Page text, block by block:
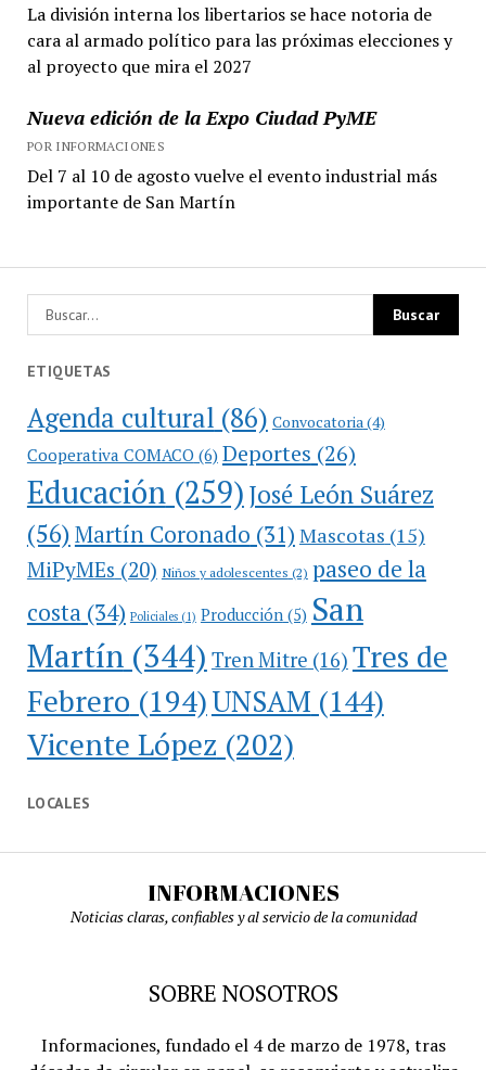
La división interna los libertarios se hace notoria de
cara al armado político para las próximas elecciones y
al proyecto que mira el 2027
Nueva edición de la Expo Ciudad PyME
POR INFORMACIONES
Del 7 al 10 de agosto vuelve el evento industrial más
importante de San Martín
ETIQUETAS
Agenda cultural (86) Convocatoria (4)
Cooperativa COMACO(6) Deportes (26)
Educación(259)José León Suárez
(56)Martín Coronado (31) Mascotas (15)
MiPyMEs (20) Niños y adolescentes (2) paseo de la
costa(34) Policiales(1) Producción(5) San
Martín(344) Tren Mitre (16) Tres de
Febrero (194)UNSAM (144)
Vicente López (202)
LOCALES
INFORMACIONES
Noticias claras, confiables y al servicio de la comunidad
SOBRE NOSOTROS
Informaciones, fundado el 4 de marzo de 1978, tras